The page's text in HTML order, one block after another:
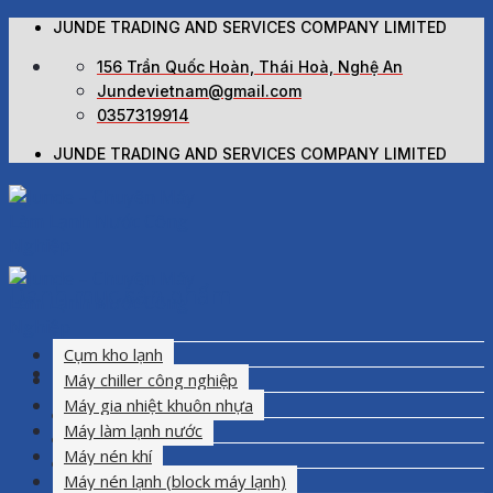
Skip
content
JUNDE TRADING AND SERVICES COMPANY LIMITED
156 Trần Quốc Hoàn, Thái Hoà, Nghệ An
Jundevietnam@gmail.com
0357319914
JUNDE TRADING AND SERVICES COMPANY LIMITED
Trang chủ
Giới thiệu
Sản phẩm
Máy làm lạnh nước
Cụm kho lạnh
Máy chiller công nghiệp
Máy gia nhiệt khuôn nhựa
Máy làm lạnh nước
Máy nén khí
Máy nén lạnh (block máy lạnh)